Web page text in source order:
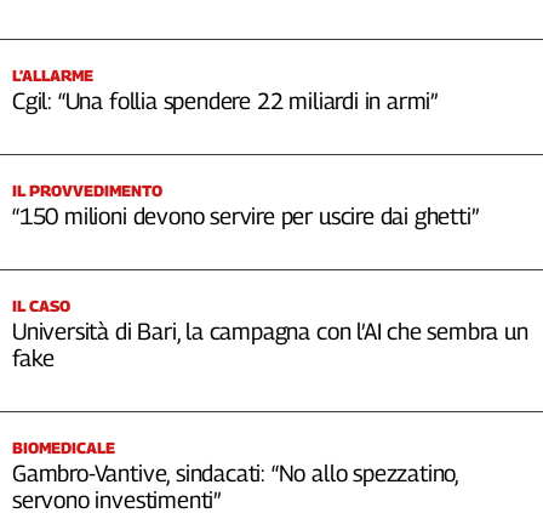
L’ALLARME
Cgil: “Una follia spendere 22 miliardi in armi”
IL PROVVEDIMENTO
“150 milioni devono servire per uscire dai ghetti”
IL CASO
Università di Bari, la campagna con l’AI che sembra un
fake
BIOMEDICALE
Gambro-Vantive, sindacati: “No allo spezzatino,
servono investimenti”